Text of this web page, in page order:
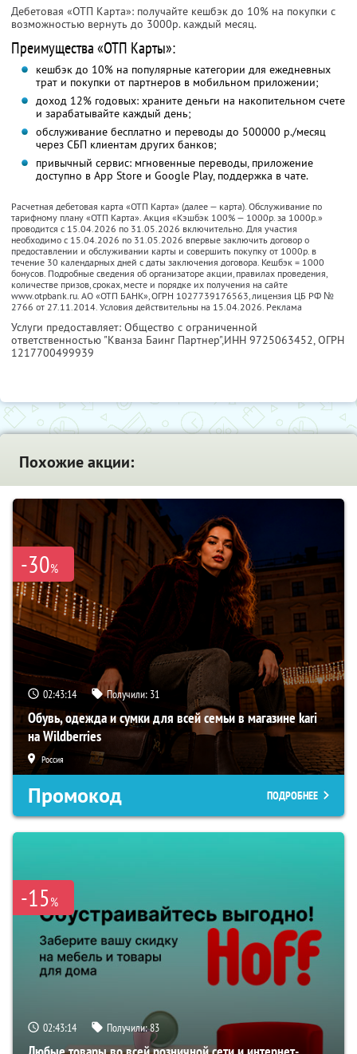
Дебетовая «ОТП Карта»: получайте кешбэк до 10% на покупки с
возможностью вернуть до 3000р. каждый месяц.
Преимущества «ОТП Карты»:
кешбэк до 10% на популярные категории для ежедневных
трат и покупки от партнеров в мобильном приложении;
доход 12% годовых: храните деньги на накопительном счете
и зарабатывайте каждый день;
обслуживание бесплатно и переводы до 500000 р./месяц
через СБП клиентам других банков;
привычный сервис: мгновенные переводы, приложение
доступно в App Store и Google Play, поддержка в чате.
Расчетная дебетовая карта «ОТП Карта» (далее — карта). Обслуживание по
тарифному плану «ОТП Карта». Акция «Кэшбэк 100% — 1000р. за 1000р.»
проводится с 15.04.2026 по 31.05.2026 включительно. Для участия
необходимо с 15.04.2026 по 31.05.2026 впервые заключить договор о
предоставлении и обслуживании карты и совершить покупку от 1000р. в
течение 30 календарных дней с даты заключения договора. Кешбэк = 1000
бонусов. Подробные сведения об организаторе акции, правилах проведения,
количестве призов, сроках, месте и порядке их получения на сайте
www.otpbank.ru. АО «ОТП БАНК», ОГРН 1027739176563, лицензия ЦБ РФ №
2766 от 27.11.2014. Условия действительны на 15.04.2026. Реклама
Услуги предоставляет: Общество с ограниченной
ответственностью "Кванза Баинг Партнер",ИНН 9725063452, ОГРН
1217700499939
Похожие акции:
-30%
02:43:14 Получили: 31
Обувь, одежда и сумки для всей семьи в магазине kari
на Wildberries
Россия
Промокод ПОДРОБНЕЕ
-15%
02:43:14 Получили:83